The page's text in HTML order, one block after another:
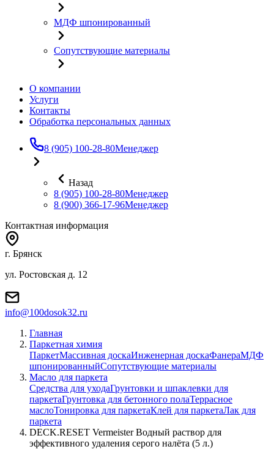
МДФ шпонированный
Сопутствующие материалы
О компании
Услуги
Контакты
Обработка персональных данных
8 (905) 100-28-80Менеджер
Назад
8 (905) 100-28-80Менеджер
8 (900) 366-17-96Менеджер
Контактная информация
г. Брянск
ул. Ростовская д. 12
info@100dosok32.ru
Главная
Паркетная химия
ПаркетМассивная доскаИнженерная доскаФанераМДФ
шпонированныйСопутствующие материалы
Масло для паркета
Средства для уходаГрунтовки и шпаклевки для
паркетаГрунтовка для бетонного полаТеррасное
маслоТонировка для паркетаКлей для паркетаЛак для
паркета
DECK.RESET Vermeister Водный раствор для
эффективного удаления серого налёта (5 л.)